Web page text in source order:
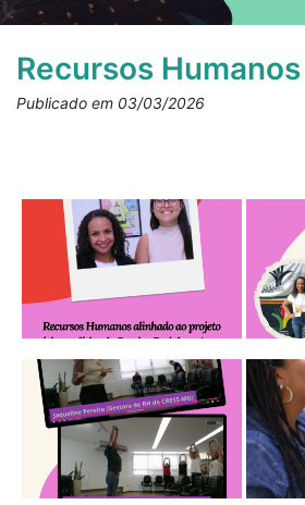
Recursos
Publicado em 03/03/2026